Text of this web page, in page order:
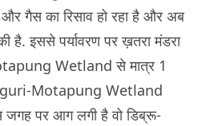
गैस का रिसाव हो रहा है और अब
इससे पर्यावरण पर ख़तरा मंडरा
Wetland से मात्र 1
Motapung Wetland
जगह पर आग लगी है वो डिब्रू-